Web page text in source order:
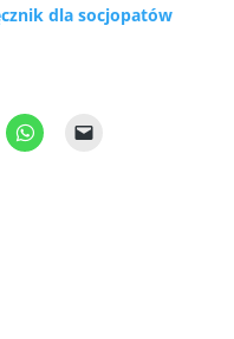
dla socjopatów